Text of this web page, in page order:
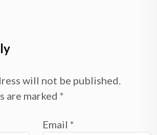
will not be published.
are marked *
Email *